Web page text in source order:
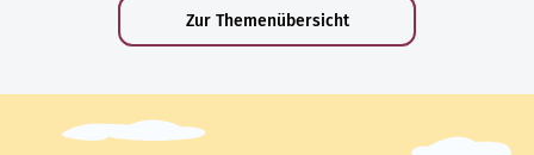
Zur Themenübersicht